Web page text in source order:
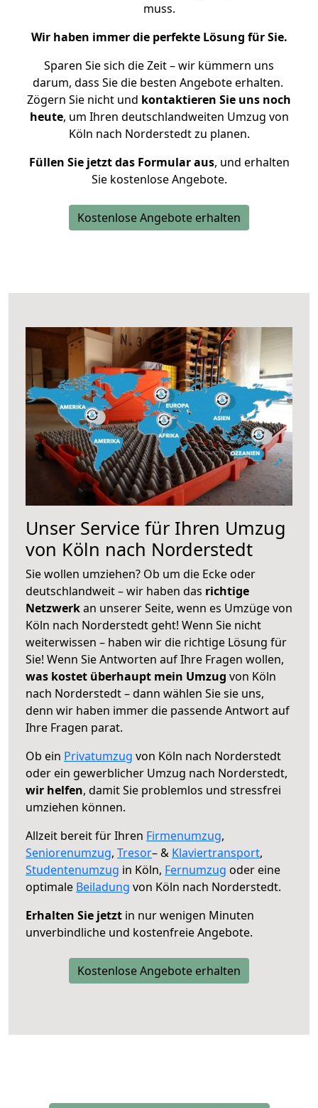
muss.
Wir haben immer die perfekte Lösung für Sie.
Sparen Sie sich die Zeit – wir kümmern uns
darum, dass Sie die besten Angebote erhalten.
Zögern Sie nicht und kontaktieren Sie uns noch
heute, um Ihren deutschlandweiten Umzug von
Köln nach Norderstedt zu planen.
Füllen Sie jetzt das Formular aus, und erhalten
Sie kostenlose Angebote.
Kostenlose Angebote erhalten
Unser Service für Ihren Umzug
von Köln nach Norderstedt
Sie wollen umziehen? Ob um die Ecke oder
deutschlandweit – wir haben das richtige
Netzwerkan unserer Seite, wenn es Umzüge von
Köln nach Norderstedt geht! Wenn Sie nicht
weiterwissen – haben wir die richtige Lösung für
Sie! Wenn Sie Antworten auf Ihre Fragen wollen,
was kostet überhaupt mein Umzug von Köln
nach Norderstedt – dann wählen Sie sie uns,
denn wir haben immer die passende Antwort auf
Ihre Fragen parat.
Ob ein Privatumzug von Köln nach Norderstedt
oder ein gewerblicher Umzug nach Norderstedt,
wir helfen, damit Sie problemlos und stressfrei
umziehen können.
Allzeit bereit für Ihren Firmenumzug,
Seniorenumzug, Tresor– & Klaviertransport,
Studentenumzug in Köln, Fernumzug oder eine
optimale Beiladung von Köln nach Norderstedt.
Erhalten Sie jetzt in nur wenigen Minuten
unverbindliche und kostenfreie Angebote.
Kostenlose Angebote erhalten